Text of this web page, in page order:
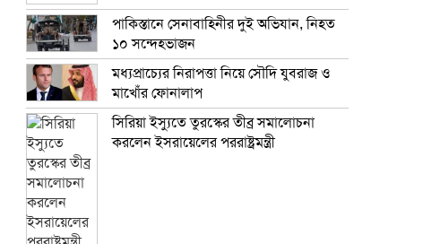
পাকিস্তানে সেনাবাহিনীর দুই অভিযান, নিহত
১০ সন্দেহভাজন
মধ্যপ্রাচ্যের নিরাপত্তা নিয়ে সৌদি যুবরাজ ও
মাখোঁর ফোনালাপ
সিরিয়া ইস্যুতে তুরস্কের তীব্র সমালোচনা
করলেন ইসরায়েলের পররাষ্ট্রমন্ত্রী